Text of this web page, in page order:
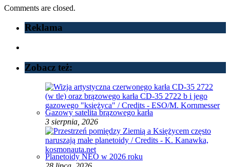
Comments are closed.
Reklama
Zobacz też:
Gazowy satelita brązowego karła
3 sierpnia, 2026
Planetoidy NEO w 2026 roku